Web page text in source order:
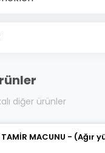
diğer ürünler
TAMİR MACUNU -